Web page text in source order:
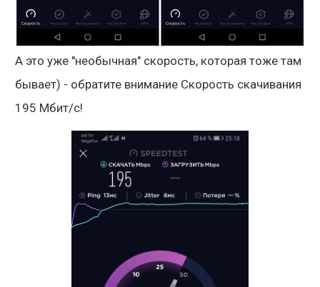
А это уже "необычная" скорость, которая тоже там
бывает) - обратите внимание Скорость скачивания
195 Мбит/с!